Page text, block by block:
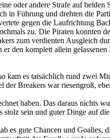
oder andere Strafe auf beiden
in Führung und drehten die
gegen die Laufrichtung
zu. Die Piraten konnten
zum verdienten Ausgleich
den komplett allein gelassenen
kam es tatsächlich rund zwei
Breakers war riesengroß,
haben. Das daraus nichts
sein und guter Dinge auf
es gute Chancen und Goalies,